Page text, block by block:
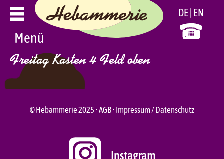
Zum
Inhalt
springen
DE EN
Menü
Freitag Kasten 4 Feld oben
© Hebammerie 2025 •AGB• Impressum / Datenschutz